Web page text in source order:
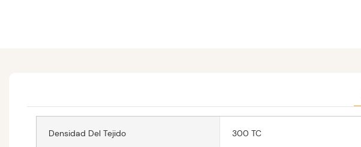
Densidad Del Tejido 300 TC